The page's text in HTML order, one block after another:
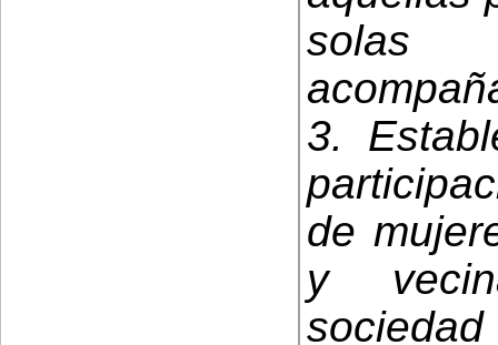
solas
3.
de
y